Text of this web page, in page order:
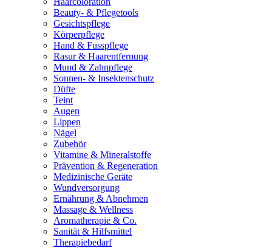
Beauty- & Pflegetools
Gesichtspflege
Körperpflege
Hand & Fusspflege
Rasur & Haarentfernung
Mund & Zahnpflege
Sonnen- & Insektenschutz
Düfte
Teint
Augen
Lippen
Nägel
Zubehör
Vitamine & Mineralstoffe
Prävention & Regeneration
Medizinische Geräte
Wundversorgung
Ernährung & Abnehmen
Massage & Wellness
Aromatherapie & Co.
Sanität & Hilfsmittel
Therapiebedarf